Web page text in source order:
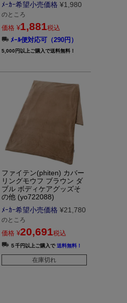
ﾒｰｶｰ希望小売価格 ¥1,980
のところ
価格 ¥1,881税込
ﾒｰﾙ便対応可（290円）
5,000円以上ご購入で送料無料！
ファイテン(phiten) カバー
リングモウフ ブラウン ダ
ブル ボディケアグッズそ
の他 (yo722088)
ﾒｰｶｰ希望小売価格 ¥21,780
のところ
価格 ¥20,691税込
５千円以上ご購入で送料無料！
在庫切れ